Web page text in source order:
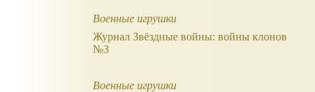
Военные игрушки
Журнал Звёздные войны: войны клонов
№3
Военные игрушки